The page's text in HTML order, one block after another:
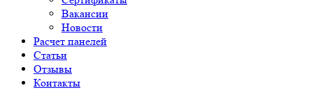
Вакансии
Новости
Расчет панелей
Статьи
Отзывы
Контакты